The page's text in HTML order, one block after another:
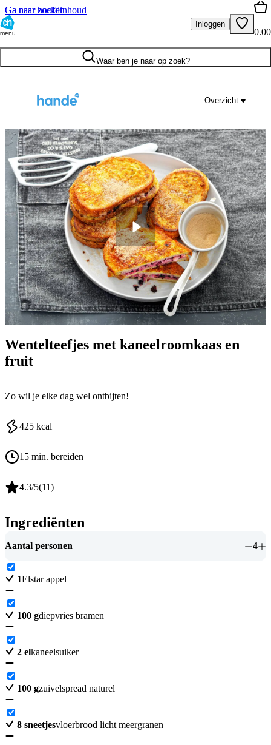
Ga naar hoofdinhoud
Ga naar zoeken
menu
Inloggen
0.00
Waar ben je naar op zoek?
Overzicht
Wentelteefjes met kaneelroomkaas en
fruit
Zo wil je elke dag wel ontbijten!
425 kcal
15 min. bereiden
4.3/5(11)
Ingrediënten
Aantal personen 4
1Elstar appel
100 gdiepvries bramen
2 elkaneelsuiker
100 gzuivelspread naturel
8 sneetjesvloerbrood licht meergranen